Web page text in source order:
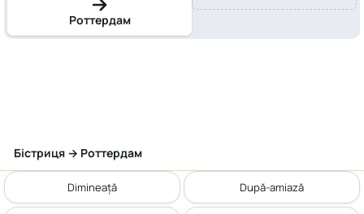
Роттердам
Бістриця → Роттердам
Dimineață După-amiază